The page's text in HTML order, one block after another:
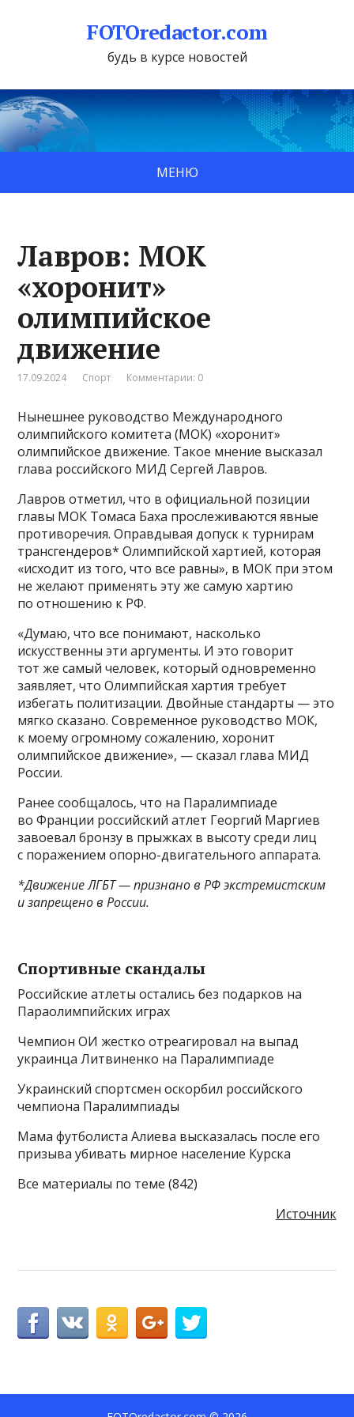
FOTOredactor.com
будь в курсе новостей
МЕНЮ
Лавров: МОК
«хоронит»
олимпийское
движение
17.09.2024 Спорт Комментарии: 0
Нынешнее руководство Международного
олимпийского комитета (МОК) «хоронит»
олимпийское движение. Такое мнение высказал
глава российского МИД Сергей Лавров.
Лавров отметил, что в официальной позиции
главы МОК Томаса Баха прослеживаются явные
противоречия. Оправдывая допуск к турнирам
трансгендеров* Олимпийской хартией, которая
«исходит из того, что все равны», в МОК при этом
не желают применять эту же самую хартию
по отношению к РФ.
«Думаю, что все понимают, насколько
искусственны эти аргументы. И это говорит
тот же самый человек, который одновременно
заявляет, что Олимпийская хартия требует
избегать политизации. Двойные стандарты — это
мягко сказано. Современное руководство МОК,
к моему огромному сожалению, хоронит
олимпийское движение», — сказал глава МИД
России.
Ранее сообщалось, что на Паралимпиаде
во Франции российский атлет Георгий Маргиев
завоевал бронзу в прыжках в высоту среди лиц
с поражением опорно-двигательного аппарата.
*Движение ЛГБТ — признано в РФ экстремистским
и запрещено в России.
Спортивные скандалы
Российские атлеты остались без подарков на
Параолимпийских играх
Чемпион ОИ жестко отреагировал на выпад
украинца Литвиненко на Паралимпиаде
Украинский спортсмен оскорбил российского
чемпиона Паралимпиады
Мама футболиста Алиева высказалась после его
призыва убивать мирное население Курска
Все материалы по теме (842)
Источник